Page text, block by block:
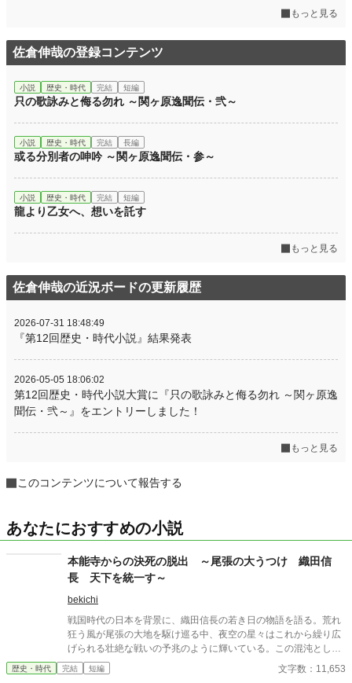
もっと見る
佐倉伸哉の登録コンテンツ
小説 歴史・時代 完結 短編
只の歌詠みと侮る勿れ ～関ヶ原逸聞伝・弐～
小説 歴史・時代 完結 長編
或る分別者の呻吟 ～関ヶ原逸聞伝・参～
小説 歴史・時代 完結 短編
龍より乙女へ、想いを託す
もっと見る
佐倉伸哉の近況ボードの更新履歴
2026-07-31 18:48:49
『第12回歴史・時代小説』結果発表
2026-05-05 18:06:02
第12回歴史・時代小説大賞に『只の歌詠みと侮る勿れ ～関ヶ原逸
聞伝・弐～』をエントリーしました！
もっと見る
このコンテンツについて報告する
あなたにおすすめの小説
本能寺からの決死の脱出 ～尾張の大うつけ 織田信
長 天下を統一す～
bekichi
戦国時代の日本を背景に、織田信長の若き日の物語を語る。荒れ
狂う風が尾張の大地を駆け巡る中、夜空の星々はこれから繰り広
げられる壮絶な戦いの予兆のように輝いている。この混沌とした
時代において、信長はまだ無名であったが、彼の野望はやがて天
下を揺るがすことになる。信長は、父・信秀の治世に疑問を持ち
歴史・時代 完結 短編 文字数：11,653